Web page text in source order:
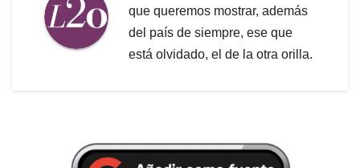
que queremos mostrar, además
del país de siempre, ese que
está olvidado, el de la otra orilla.